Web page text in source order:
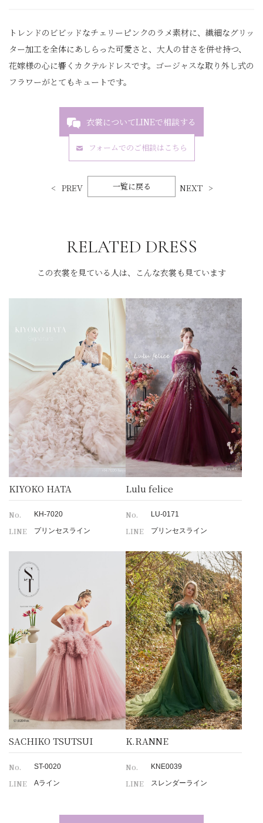
トレンドのビビッドなチェリーピンクのラメ素材に、繊細なグリッ
ター加工を全体にあしらった可愛さと、大人の甘さを併せ持つ、
花嫁様の心に響くカクテルドレスです。ゴージャスな取り外し式の
フラワーがとてもキュートです。
衣裳についてLINEで相談する
フォームでのご相談はこちら
PREV 一覧に戻る NEXT
RELATED DRESS
この衣裳を見ている人は、こんな衣裳も見ています
KIYOKO HATA
No. KH-7020
LINE プリンセスライン
Lulu felice
No. LU-0171
LINE プリンセスライン
SACHIKO TSUTSUI
No. ST-0020
LINE Aライン
K.RANNE
No. KNE0039
LINE スレンダーライン